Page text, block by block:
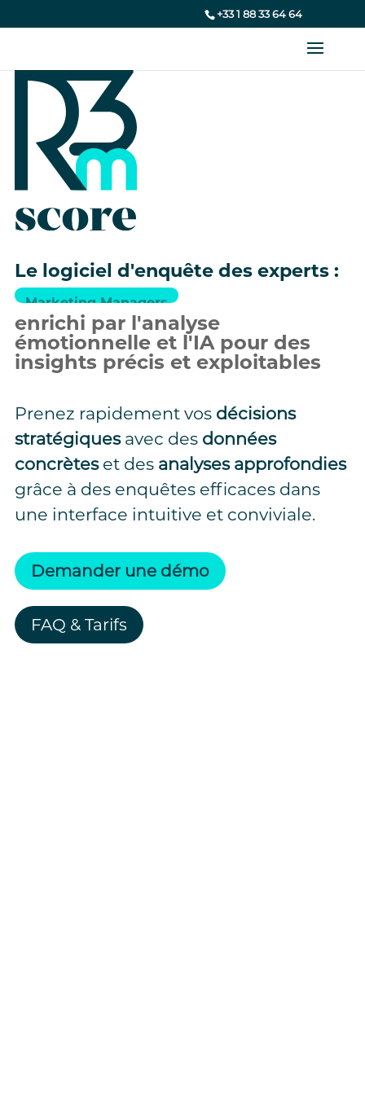
+33 1 88 33 64 64
Le logiciel d'enquête des experts :
Marketing Managers
enrichi par l'analyse
émotionnelle et l'IA pour des
insights précis et exploitables
Prenez rapidement vos décisions
stratégiquesavec des données
concrèteset des analyses approfondies
grâce à des enquêtes efficaces dans
une interface intuitive et conviviale.
Demander une démo
FAQ & Tarifs